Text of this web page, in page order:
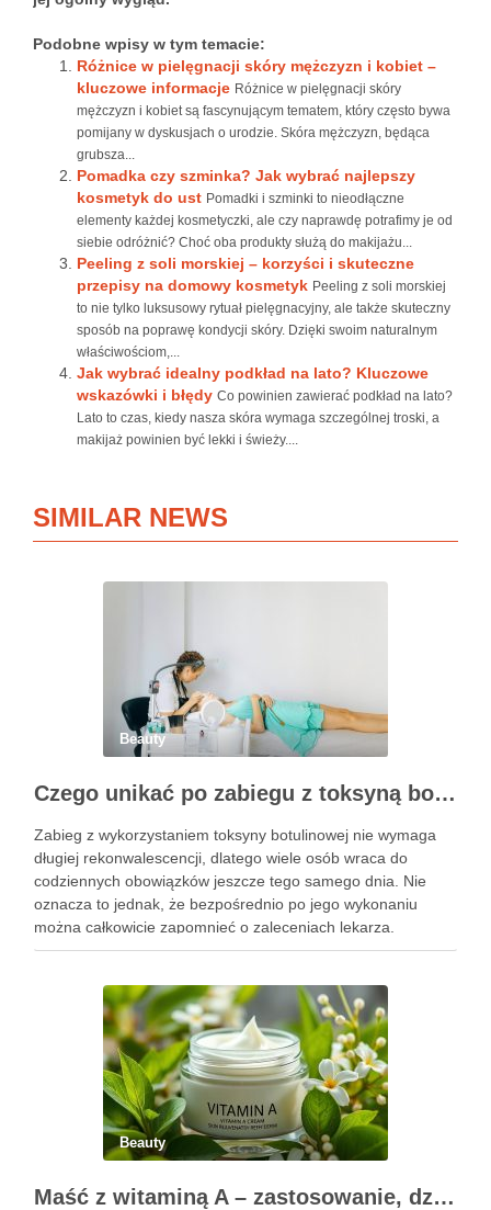
Podobne wpisy w tym temacie:
Różnice w pielęgnacji skóry mężczyzn i kobiet –
kluczowe informacje Różnice w pielęgnacji skóry
mężczyzn i kobiet są fascynującym tematem, który często bywa
pomijany w dyskusjach o urodzie. Skóra mężczyzn, będąca
grubsza...
Pomadka czy szminka? Jak wybrać najlepszy
kosmetyk do ust Pomadki i szminki to nieodłączne
elementy każdej kosmetyczki, ale czy naprawdę potrafimy je od
siebie odróżnić? Choć oba produkty służą do makijażu...
Peeling z soli morskiej – korzyści i skuteczne
przepisy na domowy kosmetyk Peeling z soli morskiej
to nie tylko luksusowy rytuał pielęgnacyjny, ale także skuteczny
sposób na poprawę kondycji skóry. Dzięki swoim naturalnym
właściwościom,...
Jak wybrać idealny podkład na lato? Kluczowe
wskazówki i błędy Co powinien zawierać podkład na lato?
Lato to czas, kiedy nasza skóra wymaga szczególnej troski, a
makijaż powinien być lekki i świeży....
SIMILAR NEWS
Beauty
Czego unikać po zabiegu z toksyną botulinową?
Zabieg z wykorzystaniem toksyny botulinowej nie wymaga
długiej rekonwalescencji, dlatego wiele osób wraca do
codziennych obowiązków jeszcze tego samego dnia. Nie
oznacza to jednak, że bezpośrednio po jego wykonaniu
można całkowicie zapomnieć o zaleceniach lekarza.
Pierwsze godziny i dni po zabiegu mają znaczenie dla
Beauty
Maść z witaminą A – zastosowanie, działanie i bezpieczeństwo stosowania